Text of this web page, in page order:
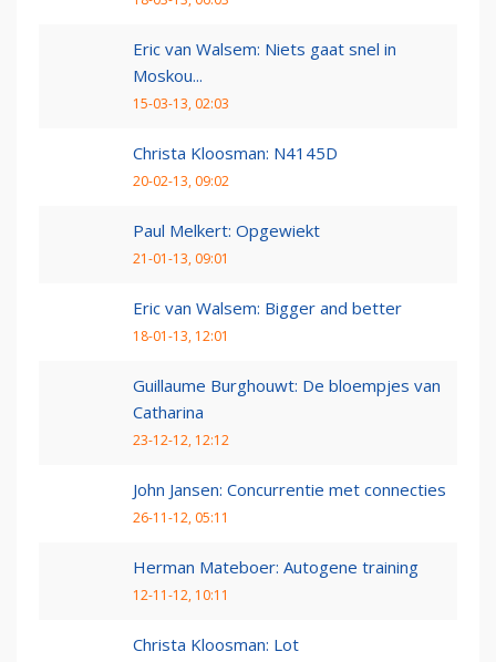
Eric van Walsem: Niets gaat snel in
Moskou...
15-03-13, 02:03
Christa Kloosman: N4145D
20-02-13, 09:02
Paul Melkert: Opgewiekt
21-01-13, 09:01
Eric van Walsem: Bigger and better
18-01-13, 12:01
Guillaume Burghouwt: De bloempjes van
Catharina
23-12-12, 12:12
John Jansen: Concurrentie met connecties
26-11-12, 05:11
Herman Mateboer: Autogene training
12-11-12, 10:11
Christa Kloosman: Lot